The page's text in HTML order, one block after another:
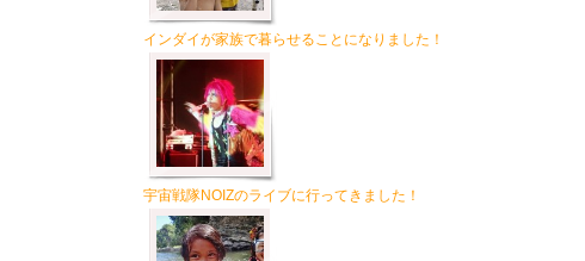
インダイが家族で暮らせることになりました！
宇宙戦隊NOIZのライブに行ってきました！